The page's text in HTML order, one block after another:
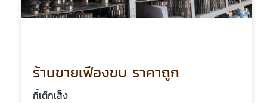
ร้านขายเฟืองขบ ราคาถูก
กี้เต๊กเส็ง